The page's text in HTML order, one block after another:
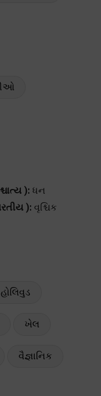
): ધન
): વૃશ્ચિક
હોલિવુડ
ખેલ
વૈજ્ઞાનિક